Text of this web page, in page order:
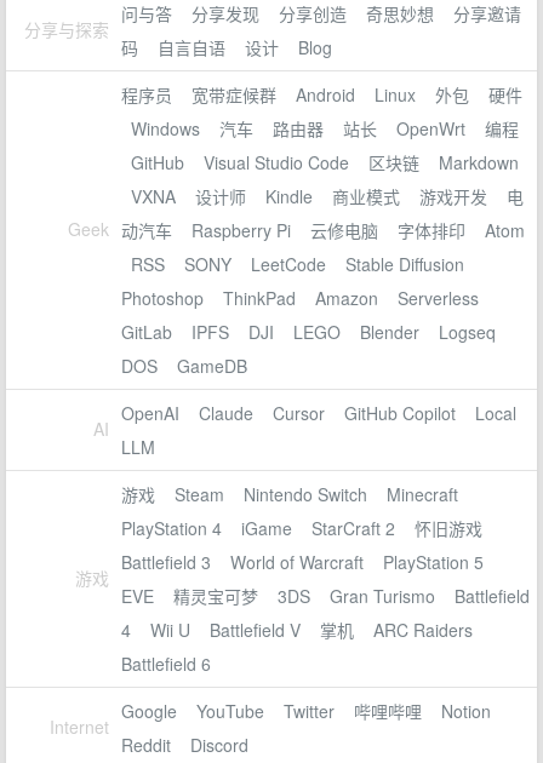
分享与探索
问与答 分享发现 分享创造 奇思妙想
分享邀请
码
自言自语 设计 Blog
Geek
程序员 宽带症候群 Android Linux 外包
硬件
Windows
汽车 路由器 站长 OpenWrt
编程
GitHub
Visual Studio Code 区块链
Markdown
VXNA
设计师 Kindle 商业模式 游戏开发
电
动汽车
Raspberry Pi 云修电脑 字体排印
Atom
RSS
SONY LeetCode
Stable Diffusion
Photoshop
ThinkPad Amazon
Serverless
GitLab
IPFS DJI LEGO Blender
Logseq
DOS
GameDB
AI
OpenAI Claude Cursor GitHub Copilot
Local
LLM
游戏
游戏 Steam Nintendo Switch
Minecraft
PlayStation 4
iGame StarCraft 2
怀旧游戏
Battlefield 3
World of Warcraft
PlayStation 5
EVE
精灵宝可梦 3DS Gran Turismo
Battlefield
4
Wii U Battlefield V 掌机
ARC Raiders
Battlefield 6
Internet
Google YouTube Twitter 哔哩哔哩
Notion
Reddit
Discord